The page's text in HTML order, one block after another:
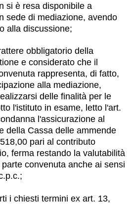
si è resa disponibile a
sede di mediazione, avendo
alla discussione;
obbligatorio della
e considerato che il
rappresenta, di fatto,
alla mediazione,
delle finalità per le
l'istituto in esame, letto l'art.
l'assicurazione al
della Cassa delle ammende
pari al contributo
ferma restando la valutabilità
convenuta anche ai sensi
i chiesti termini ex art. 13,